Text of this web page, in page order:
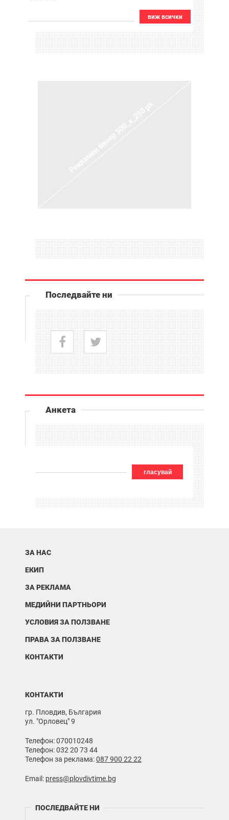
виж всички
Последвайте ни
Анкета
гласувай
ЗА НАС
ЕКИП
ЗА РЕКЛАМА
МЕДИЙНИ ПАРТНЬОРИ
УСЛОВИЯ ЗА ПОЛЗВАНЕ
ПРАВА ЗА ПОЛЗВАНЕ
КОНТАКТИ
КОНТАКТИ
гр. Пловдив, България
ул. "Орловец" 9
Телефон: 070010248
Телефон: 032 20 73 44
Телефон за реклама:087 900 22 22
Email: press@plovdivtime.bg
ПОСЛЕДВАЙТЕ НИ